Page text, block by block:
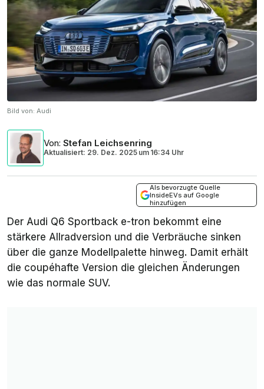
Bild von: Audi
Von: Stefan Leichsenring
Aktualisiert: 29. Dez. 2025 um 16:34 Uhr
Als bevorzugte Quelle
InsideEVs auf Google
hinzufügen
Der Audi Q6 Sportback e-tron bekommt eine
stärkere Allradversion und die Verbräuche sinken
über die ganze Modellpalette hinweg. Damit erhält
die coupéhafte Version die gleichen Änderungen
wie das normale SUV.